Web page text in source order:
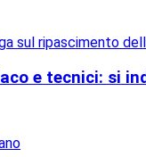
e tecnici: si